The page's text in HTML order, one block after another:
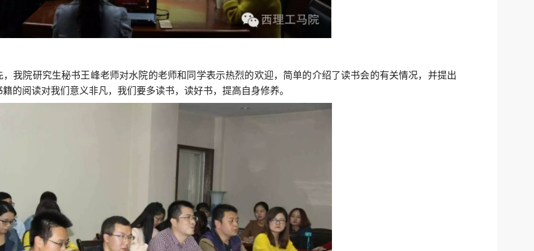
，我院研究生秘书王峰老师对水院的老师和同学表示热烈的欢迎，简单的介绍了读书会的有关情况，并提出
籍的阅读对我们意义非凡，我们要多读书，读好书，提高自身修养。